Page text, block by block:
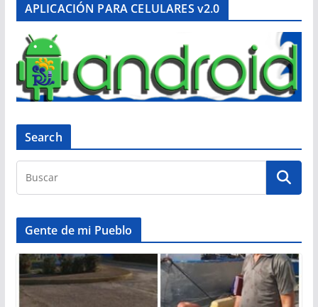
APLICACIÓN PARA CELULARES v2.0
Search
Gente de mi Pueblo